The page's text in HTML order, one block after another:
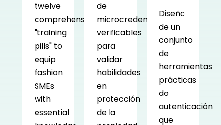
twelve
comprehensive
"training
pills" to
equip
fashion
SMEs
with
essential
de
microcredenciales
verificables
para
validar
habilidades
en
protección
de la
Diseño
de un
conjunto
de
herramientas
prácticas
de
autenticación
que